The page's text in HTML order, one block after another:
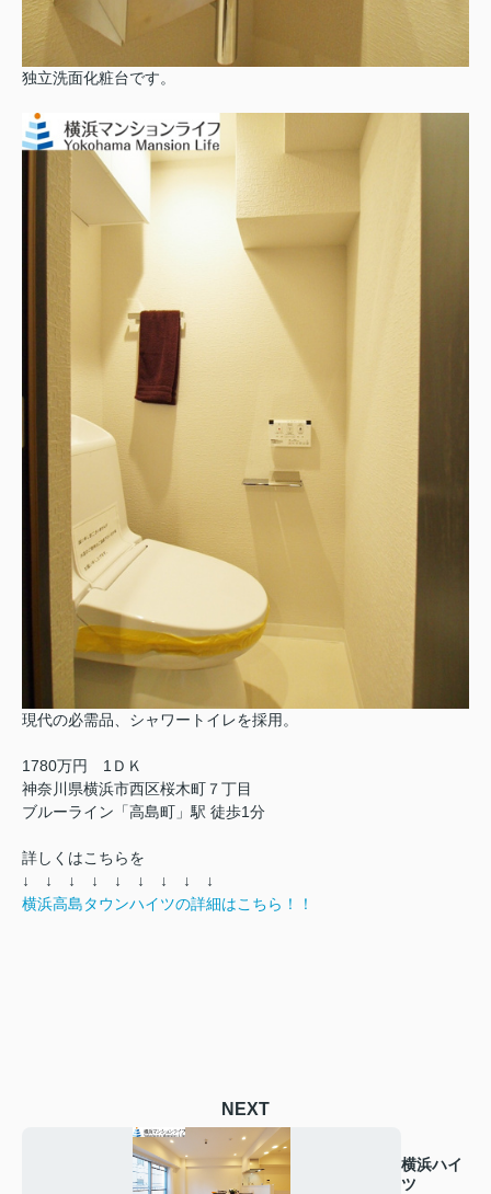
独立洗面化粧台です。
現代の必需品、シャワートイレを採用。
1780万円 1ＤＫ
神奈川県横浜市西区桜木町７丁目
ブルーライン「高島町」駅 徒歩1分
詳しくはこちらを
↓ ↓ ↓ ↓ ↓ ↓ ↓ ↓ ↓
横浜高島タウンハイツの詳細はこちら！！
NEXT
横浜ハイ
ツ